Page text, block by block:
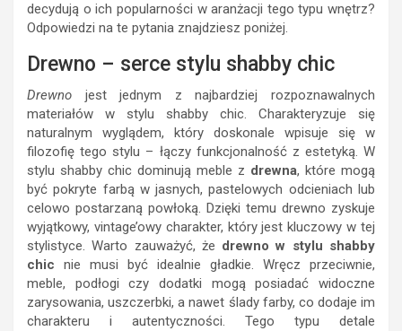
decydują o ich popularności w aranżacji tego typu wnętrz?
Odpowiedzi na te pytania znajdziesz poniżej.
Drewno – serce stylu shabby chic
Drewno jest jednym z najbardziej rozpoznawalnych
materiałów w stylu shabby chic. Charakteryzuje się
naturalnym wyglądem, który doskonale wpisuje się w
filozofię tego stylu – łączy funkcjonalność z estetyką. W
stylu shabby chic dominują meble z drewna, które mogą
być pokryte farbą w jasnych, pastelowych odcieniach lub
celowo postarzaną powłoką. Dzięki temu drewno zyskuje
wyjątkowy, vintage’owy charakter, który jest kluczowy w tej
stylistyce. Warto zauważyć, że drewno w stylu shabby
chic nie musi być idealnie gładkie. Wręcz przeciwnie,
meble, podłogi czy dodatki mogą posiadać widoczne
zarysowania, uszczerbki, a nawet ślady farby, co dodaje im
charakteru i autentyczności. Tego typu detale